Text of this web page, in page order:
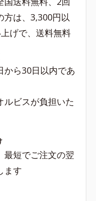
方は、3,300円以
げで、送料無料
から30日以内であ
ビスが負担いた
最短でご注文の翌
ます